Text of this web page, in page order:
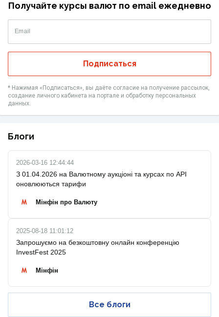
Получайте курсы валют по email ежедневно
Email
Подписаться
* Нажимая «‎Подписаться», вы даёте согласие на получение рассылок,
создание личного кабинета на портале и обработку персональных
данных.
Блоги
2026-03-16 12:44:44
З 01.04.2026 на Валютному аукціоні та курсах по API
оновлюються тарифи
Мінфін про Валюту
2025-08-18 11:01:12
Запрошуємо на безкоштовну онлайн конференцію
InvestFest 2025
Мінфін
Все блоги